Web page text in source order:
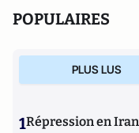
POPULAIRES
PLUS LUS
1Répression en